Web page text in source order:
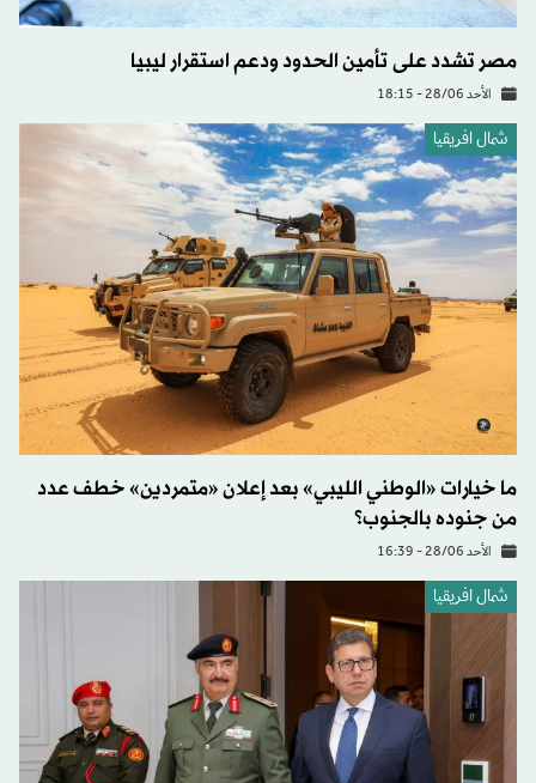
مصر تشدد على تأمين الحدود ودعم استقرار ليبيا
الأحد 28/06 - 18:15
شمال افريقيا
ما خيارات «الوطني الليبي» بعد إعلان «متمردين» خطف عدد
من جنوده بالجنوب؟
الأحد 28/06 - 16:39
شمال افريقيا